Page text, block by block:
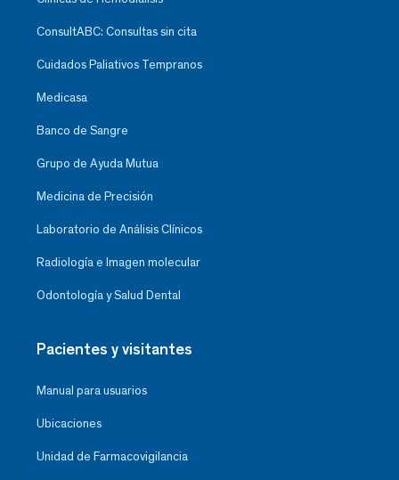
ConsultABC: Consultas sin cita
Cuidados Paliativos Tempranos
Medicasa
Banco de Sangre
Grupo de Ayuda Mutua
Medicina de Precisión
Laboratorio de Análisis Clínicos
Radiología e Imagen molecular
Odontología y Salud Dental
Pacientes y visitantes
Manual para usuarios
Ubicaciones
Unidad de Farmacovigilancia